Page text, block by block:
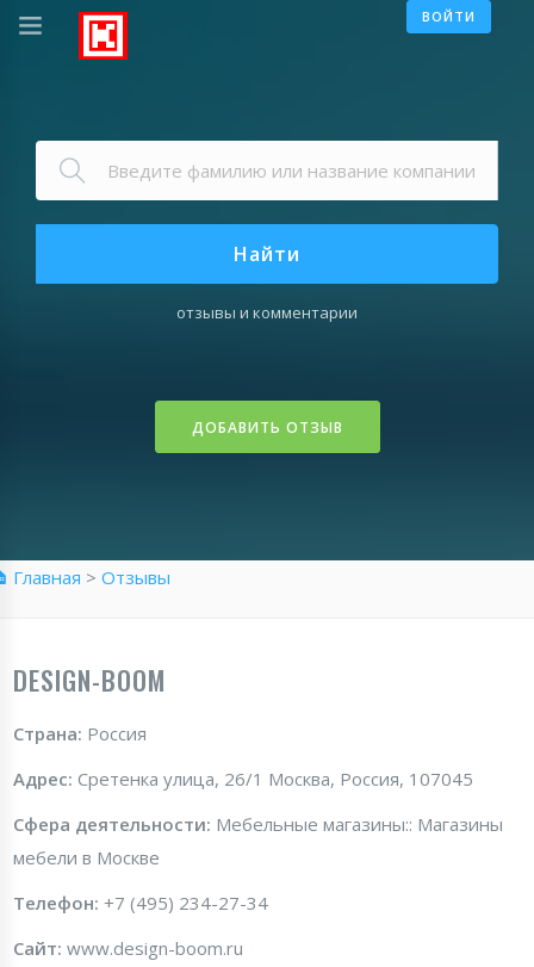
ВОЙТИ
Найти
отзывы и комментарии
ДОБАВИТЬ ОТЗЫВ
Главная > Отзывы
DESIGN-BOOM
Страна: Россия
Адрес: Сретенка улица, 26/1 Москва, Россия, 107045
Сфера деятельности: Мебельные магазины:: Магазины
мебели в Москве
Телефон: +7 (495) 234-27-34
Сайт: www.design-boom.ru